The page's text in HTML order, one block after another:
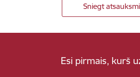
Sniegt atsauksmi
Esi pirmais, kurš